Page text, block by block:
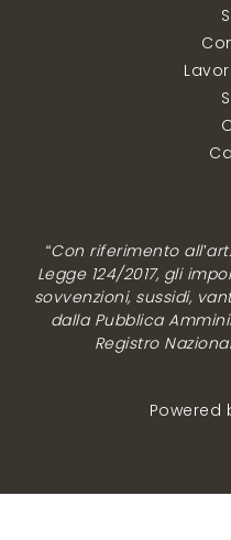
“Con riferimento
Legge 124/2017, gli
sovvenzioni, sussidi,
dalla Pubblica
Registro
Powered